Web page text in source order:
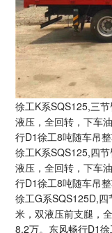
徐工K系SQS125,三
液压，全回转，下车
行D1徐工8吨随车吊
徐工K系SQS125,四
液压，全回转，下车
行D1徐工8吨随车吊
徐工G系SQS125D,
米，双液压前支腿，
8.2万。东风畅行D1